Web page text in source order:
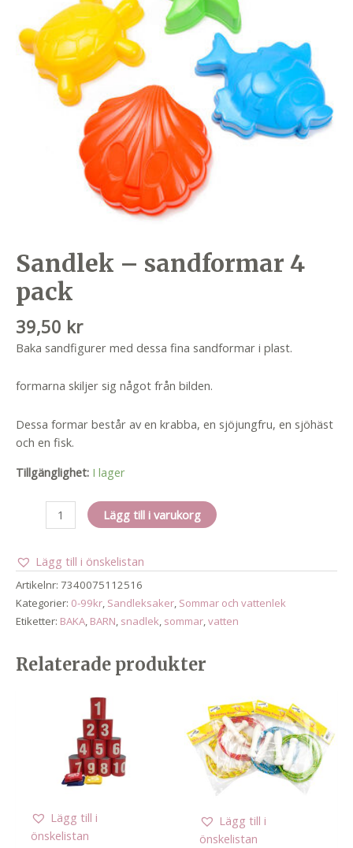
Sandlek – sandformar 4
pack
39,50 kr
Baka sandfigurer med dessa fina sandformar i plast.
formarna skiljer sig något från bilden.
Dessa formar består av en krabba, en sjöjungfru, en sjöhäst
och en fisk.
Tillgänglighet: I lager
4
pack
mängd
Lägg till i varukorg
Lägg till i önskelistan
Artikelnr: 7340075112516
Kategorier: 0-99kr, Sandleksaker, Sommar och vattenlek
Etiketter: BAKA, BARN, snadlek, sommar,vatten
Relaterade produkter
Lägg till i
önskelistan
Lägg till i
önskelistan